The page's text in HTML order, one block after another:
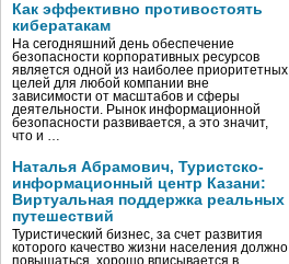
Как эффективно противостоять
кибератакам
На сегодняшний день обеспечение
безопасности корпоративных ресурсов
является одной из наиболее приоритетных
целей для любой компании вне
зависимости от масштабов и сферы
деятельности. Рынок информационной
безопасности развивается, а это значит,
что и …
Наталья Абрамович, Туристско-
информационный центр Казани:
Виртуальная поддержка реальных
путешествий
Туристический бизнес, за счет развития
которого качество жизни населения должно
повышаться, хорошо вписывается в